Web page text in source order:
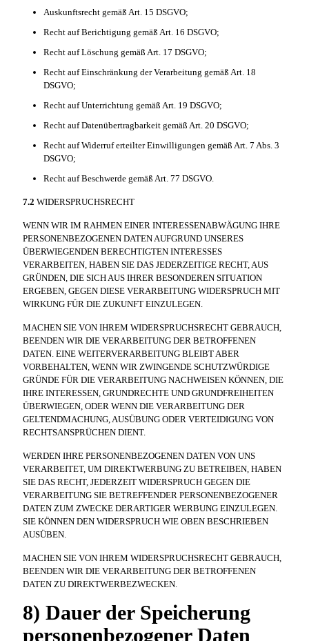
Auskunftsrecht gemäß Art. 15 DSGVO;
Recht auf Berichtigung gemäß Art. 16 DSGVO;
Recht auf Löschung gemäß Art. 17 DSGVO;
Recht auf Einschränkung der Verarbeitung gemäß Art. 18
DSGVO;
Recht auf Unterrichtung gemäß Art. 19 DSGVO;
Recht auf Datenübertragbarkeit gemäß Art. 20 DSGVO;
Recht auf Widerruf erteilter Einwilligungen gemäß Art. 7 Abs. 3
DSGVO;
Recht auf Beschwerde gemäß Art. 77 DSGVO.
7.2 WIDERSPRUCHSRECHT
WENN WIR IM RAHMEN EINER INTERESSENABWÄGUNG IHRE
PERSONENBEZOGENEN DATEN AUFGRUND UNSERES
ÜBERWIEGENDEN BERECHTIGTEN INTERESSES
VERARBEITEN, HABEN SIE DAS JEDERZEITIGE RECHT, AUS
GRÜNDEN, DIE SICH AUS IHRER BESONDEREN SITUATION
ERGEBEN, GEGEN DIESE VERARBEITUNG WIDERSPRUCH MIT
WIRKUNG FÜR DIE ZUKUNFT EINZULEGEN.
MACHEN SIE VON IHREM WIDERSPRUCHSRECHT GEBRAUCH,
BEENDEN WIR DIE VERARBEITUNG DER BETROFFENEN
DATEN. EINE WEITERVERARBEITUNG BLEIBT ABER
VORBEHALTEN, WENN WIR ZWINGENDE SCHUTZWÜRDIGE
GRÜNDE FÜR DIE VERARBEITUNG NACHWEISEN KÖNNEN, DIE
IHRE INTERESSEN, GRUNDRECHTE UND GRUNDFREIHEITEN
ÜBERWIEGEN, ODER WENN DIE VERARBEITUNG DER
GELTENDMACHUNG, AUSÜBUNG ODER VERTEIDIGUNG VON
RECHTSANSPRÜCHEN DIENT.
WERDEN IHRE PERSONENBEZOGENEN DATEN VON UNS
VERARBEITET, UM DIREKTWERBUNG ZU BETREIBEN, HABEN
SIE DAS RECHT, JEDERZEIT WIDERSPRUCH GEGEN DIE
VERARBEITUNG SIE BETREFFENDER PERSONENBEZOGENER
DATEN ZUM ZWECKE DERARTIGER WERBUNG EINZULEGEN.
SIE KÖNNEN DEN WIDERSPRUCH WIE OBEN BESCHRIEBEN
AUSÜBEN.
MACHEN SIE VON IHREM WIDERSPRUCHSRECHT GEBRAUCH,
BEENDEN WIR DIE VERARBEITUNG DER BETROFFENEN
DATEN ZU DIREKTWERBEZWECKEN.
8) Dauer der Speicherung
personenbezogener Daten